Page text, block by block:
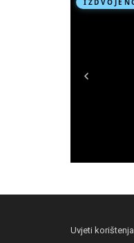
Uvjeti korištenja